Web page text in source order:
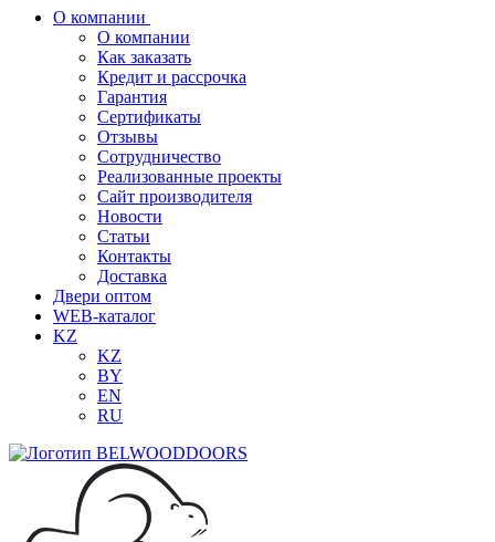
О компании
О компании
Как заказать
Кредит и рассрочка
Гарантия
Сертификаты
Отзывы
Сотрудничество
Реализованные проекты
Сайт производителя
Новости
Статьи
Контакты
Доставка
Двери оптом
WEB-каталог
KZ
KZ
BY
EN
RU